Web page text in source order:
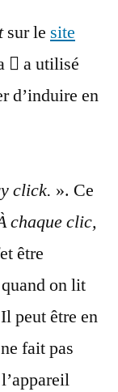
sur le site
 a utilisé
d’induire en
click. ». Ce
chaque clic,
être
on lit
peut être en
fait pas